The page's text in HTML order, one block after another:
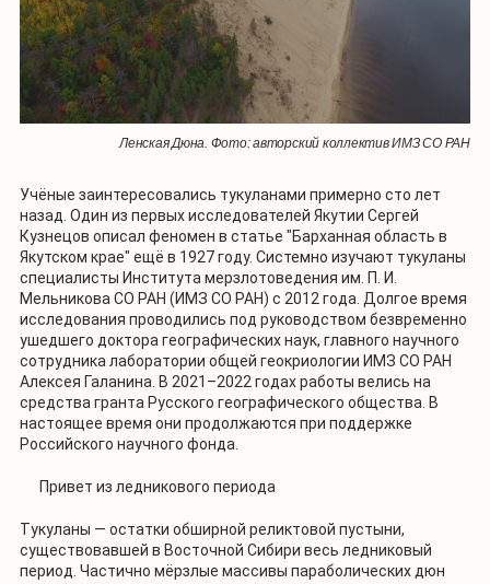
Ленская Дюна. Фото: авторский коллектив ИМЗ СО РАН
Учёные заинтересовались тукуланами примерно сто лет
назад. Один из первых исследователей Якутии Сергей
Кузнецов описал феномен в статье "Барханная область в
Якутском крае" ещё в 1927 году. Системно изучают тукуланы
специалисты Института мерзлотоведения им. П. И.
Мельникова СО РАН (ИМЗ СО РАН) с 2012 года. Долгое время
исследования проводились под руководством безвременно
ушедшего доктора географических наук, главного научного
сотрудника лаборатории общей геокриологии ИМЗ СО РАН
Алексея Галанина. В 2021–2022 годах работы велись на
средства гранта Русского географического общества. В
настоящее время они продолжаются при поддержке
Российского научного фонда.
Привет из ледникового периода
Тукуланы — остатки обширной реликтовой пустыни,
существовавшей в Восточной Сибири весь ледниковый
период. Частично мёрзлые массивы параболических дюн